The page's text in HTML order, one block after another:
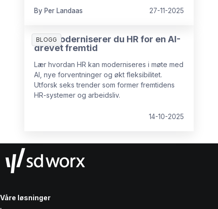
By Per Landaas 27-11-2025
BLOGG
Slik moderniserer du HR for en AI-
drevet fremtid
Lær hvordan HR kan moderniseres i møte med
AI, nye forventninger og økt fleksibilitet.
Utforsk seks trender som former fremtidens
HR-systemer og arbeidsliv.
14-10-2025
Våre løsninger